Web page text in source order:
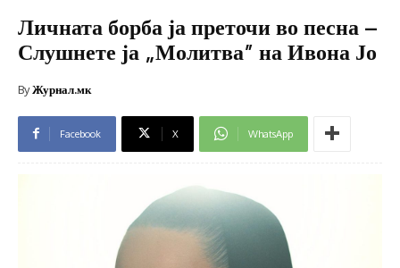
Личната борба ја преточи во песна –
Слушнете ја „Молитва” на Ивона Јо
ByЖурнал.мк
Facebook X WhatsApp